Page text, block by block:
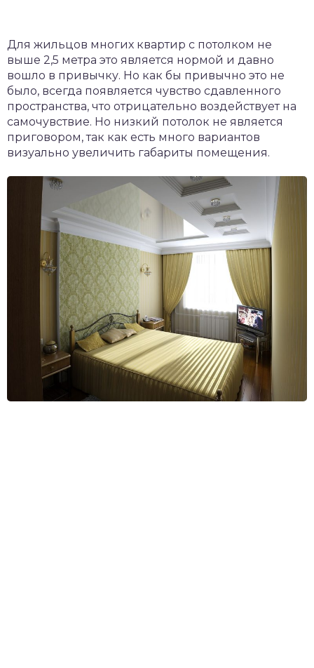
Для жильцов многих квартир с потолком не
выше 2,5 метра это является нормой и давно
вошло в привычку. Но как бы привычно это не
было, всегда появляется чувство сдавленного
пространства, что отрицательно воздействует на
самочувствие. Но низкий потолок не является
приговором, так как есть много вариантов
визуально увеличить габариты помещения.